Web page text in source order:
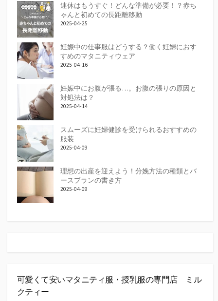
連休はもうすぐ！どんな準備が必要！？赤ち
ゃんと初めての長距離移動
2025-04-25
妊娠中の仕事服はどうする？働く妊婦におす
すめのマタニティウェア
2025-04-16
妊娠中にお腹が張る…。お腹の張りの原因と
対処法は？
2025-04-14
スムーズに妊婦健診を受けられるおすすめの
服装
2025-04-09
理想の出産を迎えよう！分娩方法の種類とバ
ースプランの書き方
2025-04-09
可愛くて安いマタニティ服・授乳服の専門店 ミル
クティー